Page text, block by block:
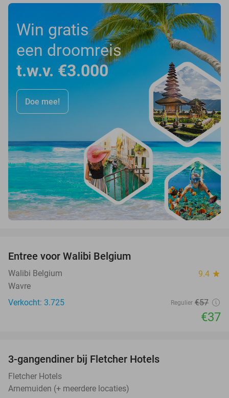
Win gratis
een droomreis
t.w.v. €3.000
Doe mee!
Entree voor Walibi Belgium
Walibi Belgium 9.4 star
Wavre
Verkocht: 3.725
Regulier €57
€37
3-gangendiner bij Fletcher Hotels
Fletcher Hotels
Arnemuiden (+ meerdere locaties)